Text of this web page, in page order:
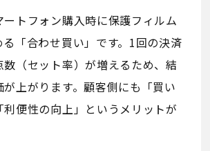
トフォン購入時に保護フィルム
「合わせ買い」です。1回の決済
数（セット率）が増えるため、結
上がります。顧客側にも「買い
便性の向上」というメリットが